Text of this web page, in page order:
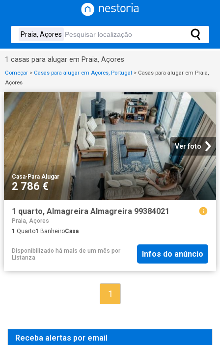
1 casas para alugar em Praia, Açores
Começar > Casas para alugar em Açores, Portugal > Casas para alugar em Praia,
Açores
Ver foto
Casa· Para Alugar
2 786 €
1 quarto, Almagreira Almagreira 99384021
Praia, Açores
1 Quarto1 BanheiroCasa
Disponibilizado há mais de um mês por
Listanza
Infos do anúncio
1
Receba alertas por email